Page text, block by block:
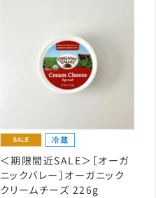
＜期限間近SALE＞［オーガ
ニックバレー］オーガニック
クリームチーズ 226g